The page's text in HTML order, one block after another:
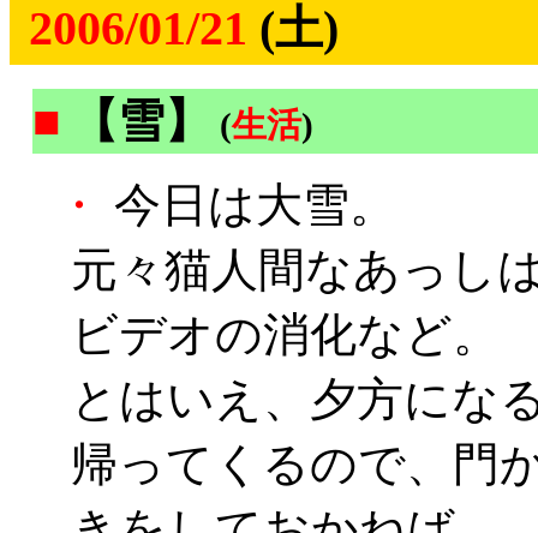
2006/01/21 (土)
■ 【雪】 (生活)
・
今日は大雪。
元々猫人間なあっし
ビデオの消化など。
とはいえ、夕方にな
帰ってくるので、門